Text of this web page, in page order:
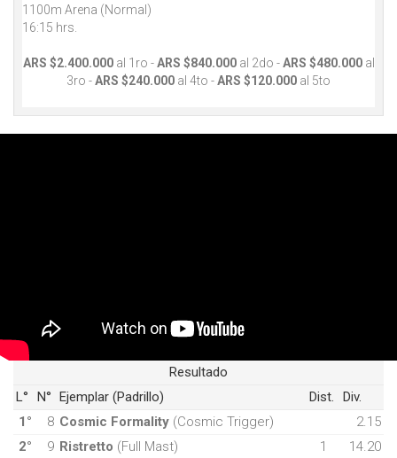
1100m Arena (Normal)
16:15 hrs.
ARS $2.400.000al 1ro -ARS $840.000al 2do -ARS $480.000al
3ro -ARS $240.000 al 4to -ARS $120.000 al 5to
Resultado
L°
N° Ejemplar (Padrillo) Dist.
Div.
1°
8 Cosmic Formality (Cosmic Trigger)
2.15
2°
9 Ristretto (Full Mast) 1
14.20